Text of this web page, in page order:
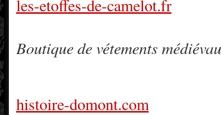
les-etoffes-de-camelot.fr
Boutique de vétements
histoire-domont.com